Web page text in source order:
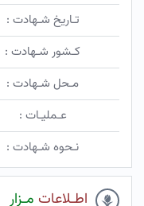
تـاریخ شـهادت :
کـشور شـهادت :
مـحل شـهادت :
عـملیـات :
نـحوه شـهادت :
اطـلاعات مـزار